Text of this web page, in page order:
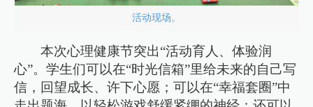
活动现场。
本次心理健康节突出“活动育人、体验润
心”。学生们可以在“时光信箱”里给未来的自己写
信，回望成长、许下心愿；可以在“幸福套圈”中